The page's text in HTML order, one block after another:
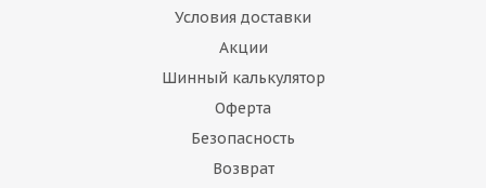
Условия доставки
Акции
Шинный калькулятор
Оферта
Безопасность
Возврат